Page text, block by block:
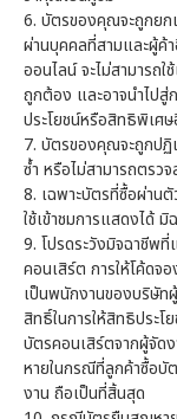
6. บัตรของคุณจะถูกยก
ผ่านบุคคลที่สามและผู้ค้
ออนไลน์ จะไม่สามารถใ
ถูกต้อง และอาจนำไปสู่
ประโยชน์หรือสิทธิพิเศ
7. บัตรของคุณจะถูกปฏิ
ซ้ำ หรือไม่สามารถตรว
8. เฉพาะบัตรที่ซื้อผ่าน
ใช้เข้าชมการแสดงได้
9. โปรดระวังมิจฉาชีพ
คอนเสิร์ต การให้โค้ดจ
เป็นพนักงานของบริษัท
สิทธิ์ในการให้สิทธิประ
บัตรคอนเสิร์ตจากผู้จัดง
หายในกรณีที่ลูกค้าซื้อบั
งาน ถือเป็นที่สิ้นสุด